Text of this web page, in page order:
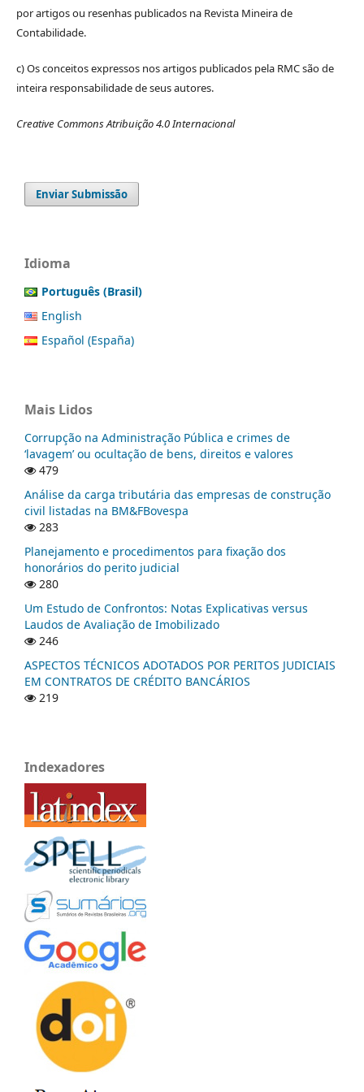
por artigos ou resenhas publicados na Revista Mineira de
Contabilidade.
c) Os conceitos expressos nos artigos publicados pela RMC são de
inteira responsabilidade de seus autores.
Creative Commons Atribuição 4.0 Internacional
Enviar Submissão
Idioma
Português (Brasil)
English
Español (España)
Mais Lidos
Corrupção na Administração Pública e crimes de
‘lavagem’ ou ocultação de bens, direitos e valores
479
Análise da carga tributária das empresas de construção
civil listadas na BM&FBovespa
283
Planejamento e procedimentos para fixação dos
honorários do perito judicial
280
Um Estudo de Confrontos: Notas Explicativas versus
Laudos de Avaliação de Imobilizado
246
ASPECTOS TÉCNICOS ADOTADOS POR PERITOS JUDICIAIS
EM CONTRATOS DE CRÉDITO BANCÁRIOS
219
Indexadores